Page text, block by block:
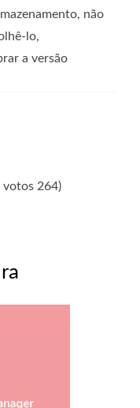
não
lo,
a versão
votos 264)